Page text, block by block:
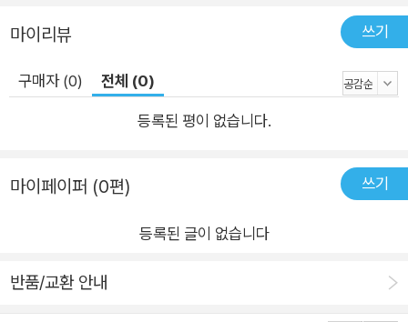
주택정책에서 일관되게 국가가 주도적인 역할을 하는 데에는 주
거권을 보장하는 것이 더 중요하다는 사회적 공감대가 있었기 때
문이다. 시기를 불문하고 공공재로서의 집, 즉 주거를 위한 주택
이 먼저라는 사회적 합의라는 토대에서 국가가 주도적으로 정책
150년 주택정책을 조명한 저자는 독일의 정책을 한국의 주택정
책에 적용하는 것에 대해 “모든 것이면서 아무 것도 아니다”라고
분명하게 말한다. 이는 독일 주택정책의 근본적인 토대를 이해하
저자는 주택정책을 사회적 맥락과 갈등의 요소들을 구체적이고
마이리뷰 쓰기
구매자 (0) 전체 (0)
등록된 평이 없습니다.
마이페이퍼 (0편) 쓰기
등록된 글이 없습니다
반품/교환 안내